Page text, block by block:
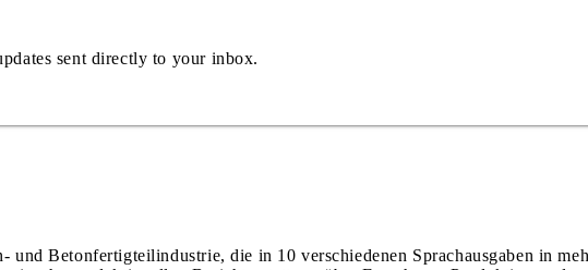
sent directly to your inbox.
Betonfertigteilindustrie, die in 10 verschiedenen Sprachausgaben in